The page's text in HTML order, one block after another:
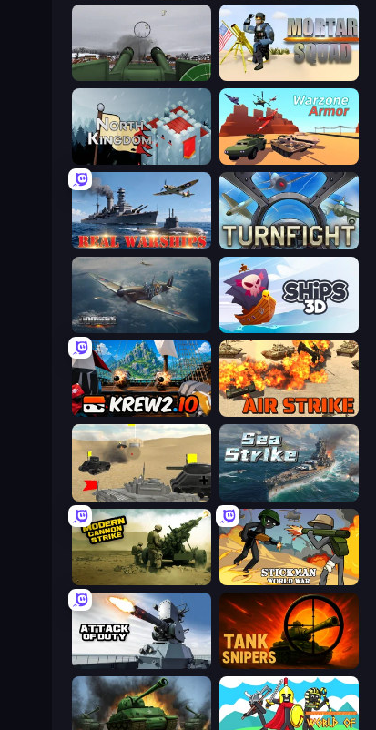
Flakmeister Mortar Squad
North Kingdom: Siege Castle Warzone Armor
Real Warships Turnfight
Dogfight Ships 3D
Krew.io Air Strike
Tanks Battlefield: Desert Sea Strike
Modern Cannon Strike Stickman World War
Attack of Duty Tank Snipers